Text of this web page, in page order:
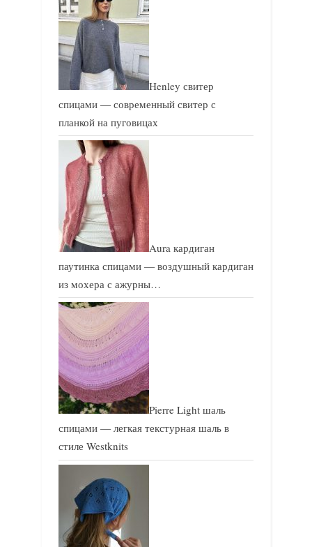
Henley свитер
спицами — современный свитер с
планкой на пуговицах
Aura кардиган
паутинка спицами — воздушный кардиган
из мохера с ажурны…
Pierre Light шаль
спицами — легкая текстурная шаль в
стиле Westknits